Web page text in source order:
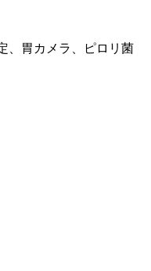
、胃カメラ、ピロリ菌